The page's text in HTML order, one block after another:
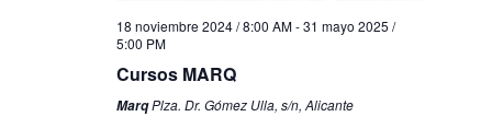
18 noviembre 2024 / 8:00 AM-31 mayo 2025 /
5:00 PM
Cursos MARQ
MarqPlza. Dr. Gómez Ulla, s/n, Alicante